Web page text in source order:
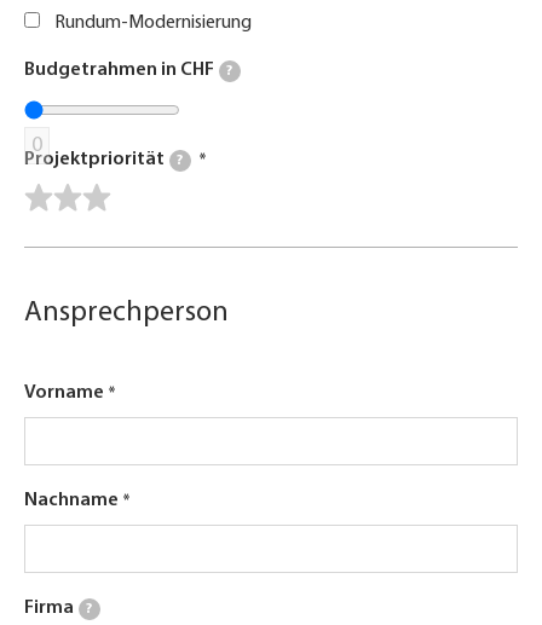
Rundum-Modernisierung
Budgetrahmen in CHF ?
0
Projektpriorität ?
Ansprechperson
Vorname
Nachname
Firma ?